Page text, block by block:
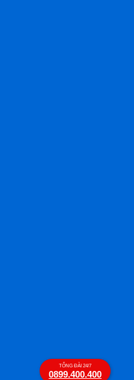
TỔNG ĐÀI 24/7
0899.400.400